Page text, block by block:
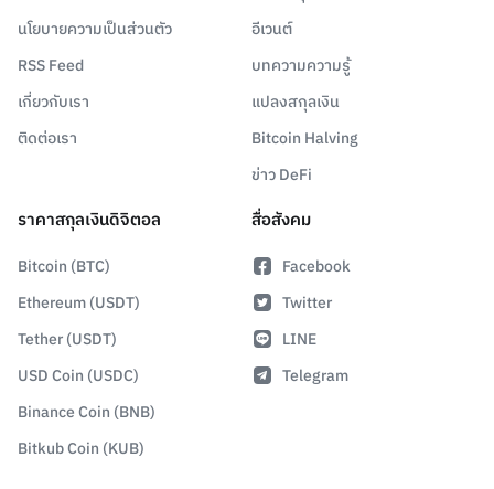
นโยบายความเป็นส่วนตัว
RSS Feed
เกี่ยวกับเรา
ติดต่อเรา
อีเวนต์
บทความความรู้
แปลงสกุลเงิน
Bitcoin Halving
ข่าว DeFi
ราคาสกุลเงินดิจิตอล
Bitcoin (BTC)
Ethereum (USDT)
Tether (USDT)
USD Coin (USDC)
Binance Coin (BNB)
Bitkub Coin (KUB)
สื่อสังคม
Facebook
Twitter
LINE
Telegram